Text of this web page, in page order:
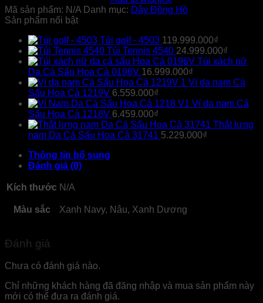
2067
số
lượng
Mã sản phẩm: N/A Danh mục: Dây Đồng Hồ
Sản phẩm nổi bật
Túi golf - 4503 119.999.000₫
Túi Tennis 4540 24.999.000₫
Túi xách nữ
Da Cá Sấu Hoa Cà 0196V 16.999.000₫
Ví da nam Cá
Sấu Hoa Cà 1219V 6.559.000₫
Ví da nam Cá
Sấu Hoa Cà 1218V 6.459.000₫
Thắt lưng
nam Da Cá Sấu Hoa Cà 31741 5.229.000₫
Thông tin bổ sung
Đánh giá (0)
Kích thước N/A
Màu sắc Xanh Navy, Nâu, Xanh Dương
Đánh giá
Chưa có đánh giá nào.
Chỉ những khách hàng đã đăng nhập và mua sản phẩm này
mới có thể đưa ra đánh giá.